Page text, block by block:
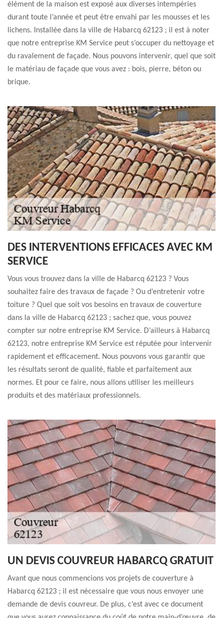
élément de la maison est exposé aux diverses intempéries
durant toute l’année et peut être envahi par les mousses et les
lichens. Installée dans la ville de Habarcq 62123 ; il est à noter
que notre entreprise KM Service peut s’occuper du nettoyage et
du ravalement de façade. Nous pouvons intervenir, quel que soit
le matériau de façade que vous avez : bois, pierre, béton ou
brique.
DES INTERVENTIONS EFFICACES AVEC KM
SERVICE
Vous vous trouvez dans la ville de Habarcq 62123 ? Vous
souhaitez faire des travaux de façade ? Ou d’entretenir votre
toiture ? Quel que soit vos besoins en travaux de couverture
dans la ville de Habarcq 62123 ; sachez que, vous pouvez
compter sur notre entreprise KM Service. D’ailleurs à Habarcq
62123, notre entreprise KM Service est réputée pour intervenir
rapidement et efficacement. Nous pouvons vous garantir que
les résultats seront de qualité, fiable et parfaitement aux
normes. Et pour ce faire, nous allons utiliser les meilleurs
produits et des matériaux professionnels.
UN DEVIS COUVREUR HABARCQ GRATUIT
Avant que nous commencions vos projets de couverture à
Habarcq 62123 ; il est nécessaire que vous nous envoyer une
demande de devis couvreur. De plus, c’est avec ce document